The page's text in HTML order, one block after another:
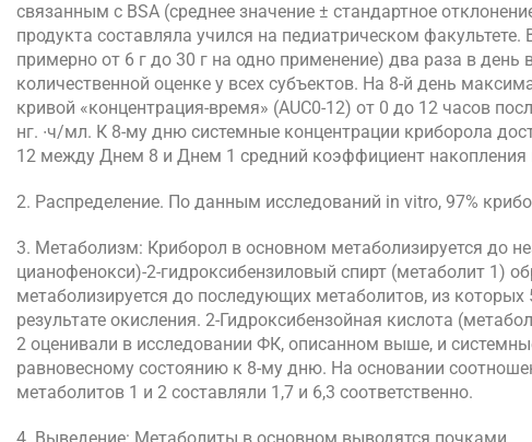
связанным с BSA (среднее значение ± стандартное
продукта составляла учился на педиатрическом
примерно от 6 г до 30 г на одно применение) два раза в
количественной оценке у всех субъектов. На 8-й день
кривой «концентрация-время» (AUC0-12) от 0 до 12 часов
нг. ∙ч/мл. К 8-му дню системные концентрации криборола
12 между Днем 8 и Днем 1 средний коэффициент накопления
2. Распределение. По данным исследований in vitro, 97%
3. Метаболизм: Криборол в основном метаболизируется до
цианофенокси)-2-гидроксибензиловый спирт (метаболит 1)
метаболизируется до последующих метаболитов, из
результате окисления. 2-Гидроксибензойная кислота
2 оценивали в исследовании ФК, описанном выше, и
равновесному состоянию к 8-му дню. На основании
метаболитов 1 и 2 составляли 1,7 и 6,3 соответственно.